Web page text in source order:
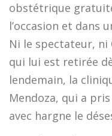
obstétrique
l’occasion et dans
Ni le spectateur, ni
qui lui est retirée
lendemain, la
Mendoza, qui a
avec hargne le